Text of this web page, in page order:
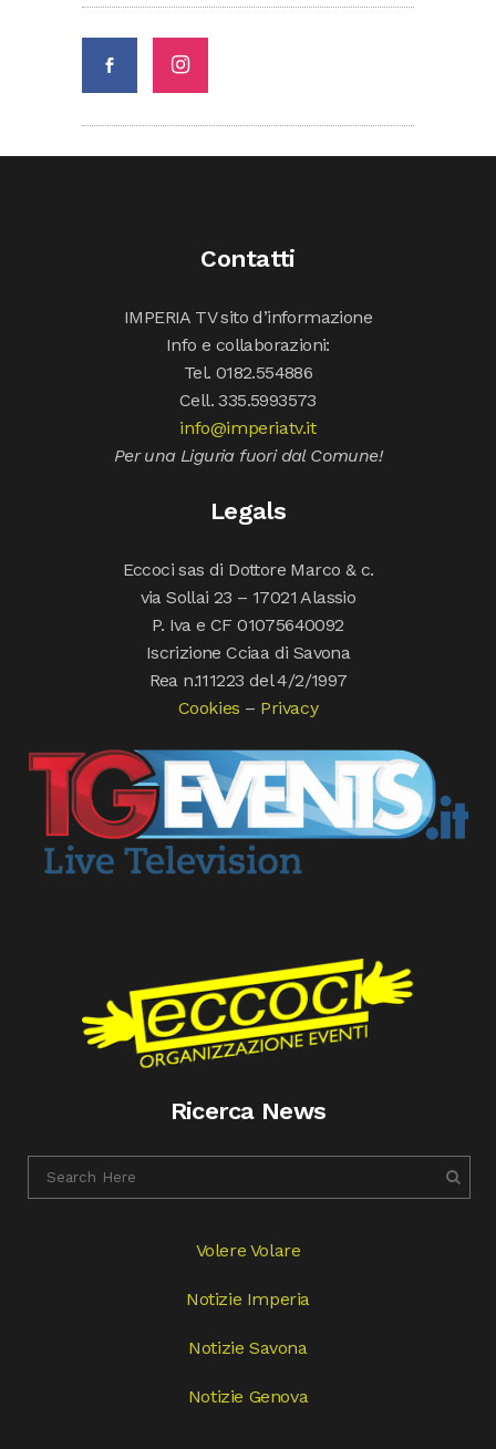
Contatti
IMPERIA TV sito d’informazione
Info e collaborazioni:
Tel. 0182.554886
Cell. 335.5993573
info@imperiatv.it
Per una Liguria fuori dal Comune!
Legals
Eccoci sas di Dottore Marco & c.
via Sollai 23 – 17021 Alassio
P. Iva e CF 01075640092
Iscrizione Cciaa di Savona
Rea n.111223 del 4/2/1997
Cookies – Privacy
Ricerca News
Volere Volare
Notizie Imperia
Notizie Savona
Notizie Genova